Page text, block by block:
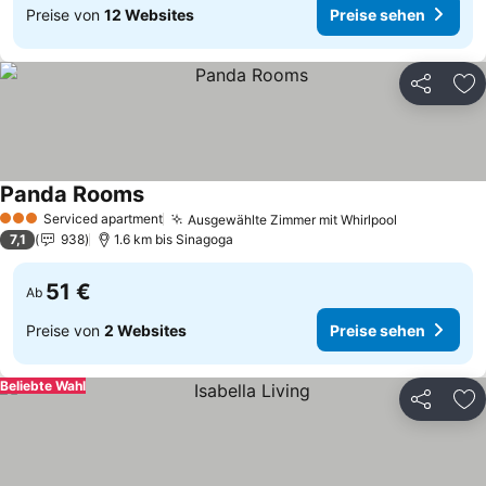
Preise von 12 Websites Preise sehen
Teilen
3 SterneServiced apartment Ausgewählte Zimmer mit Whirlpool
Panda RoomsPreise sehen
7,1 938 1.6 km bis Sinagoga
Ab 51 €
Preise von 2 Websites Preise sehen
Teilen
Beliebte Wahl